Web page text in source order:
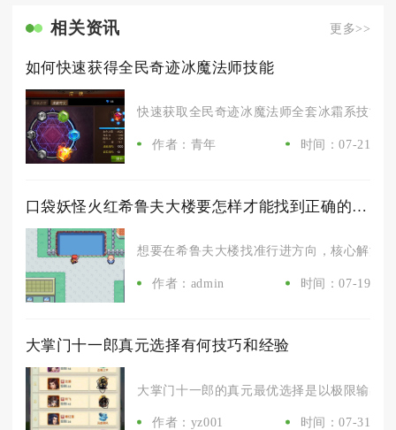
相关资讯 更多>>
如何快速获得全民奇迹冰魔法师技能
快速获取全民奇迹冰魔法师全套冰霜系技能
作者：青年 时间：07-21
口袋妖怪火红希鲁夫大楼要怎样才能找到正确的方向
想要在希鲁夫大楼找准行进方向，核心解法
作者：admin 时间：07-19
大掌门十一郎真元选择有何技巧和经验
大掌门十一郎的真元最优选择是以极限输出
作者：yz001 时间：07-31